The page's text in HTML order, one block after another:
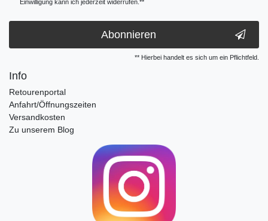
Einwilligung kann ich jederzeit widerrufen.**
Abonnieren
** Hierbei handelt es sich um ein Pflichtfeld.
Info
Retourenportal
Anfahrt/Öffnungszeiten
Versandkosten
Zu unserem Blog